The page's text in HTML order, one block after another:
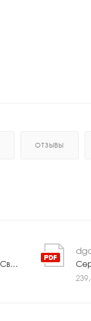
ОТЗЫВЫ
Спецификация_11125_Светодиодный_линейный_прожектор_Geniled_48W_RGBW_120°.pdf